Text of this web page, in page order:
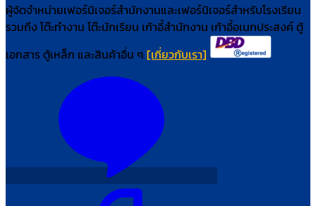
ผู้จัดจำหน่ายเฟอร์นิเจอร์สำนักงานและเฟอร์นิเจอร์สำหรับโรงเรียน
รวมถึง โต๊ะทำงาน โต๊ะนักเรียน เก้าอี้สำนักงาน เก้าอี้อเนกประสงค์ ตู้
เอกสาร ตู้เหล็ก และสินค้าอื่น ๆ [เกี่ยวกับเรา]